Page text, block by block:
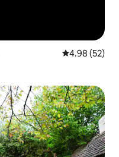
Calificación
4.98 (52)